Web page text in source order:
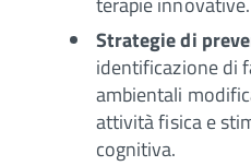
Strategie di
identificazione di
ambientali
attività fisica e
cognitiva.